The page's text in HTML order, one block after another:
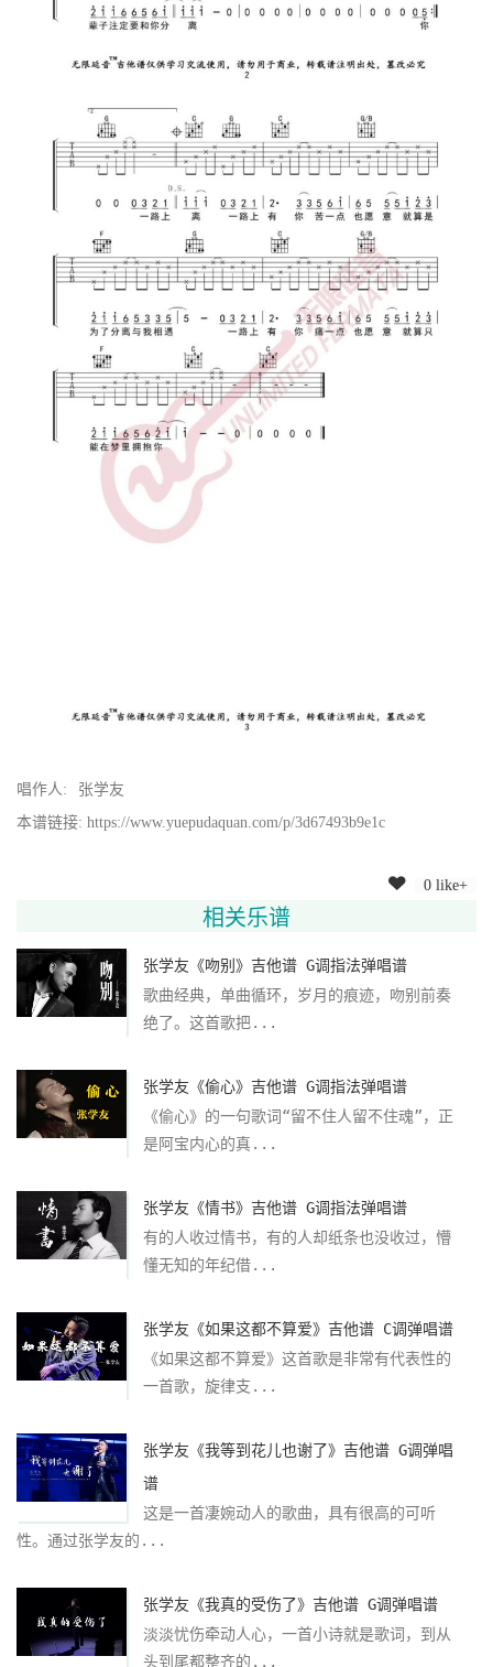
唱作人:
张学友
本谱链接: https://www.yuepudaquan.com/p/3d67493b9e1c
0 like+
相关乐谱
张学友《吻别》吉他谱 G调指法弹唱谱
歌曲经典，单曲循环，岁月的痕迹，吻别前奏
绝了。这首歌把...
张学友《偷心》吉他谱 G调指法弹唱谱
《偷心》的一句歌词“留不住人留不住魂”，正
是阿宝内心的真...
张学友《情书》吉他谱 G调指法弹唱谱
有的人收过情书，有的人却纸条也没收过，懵
懂无知的年纪借...
张学友《如果这都不算爱》吉他谱 C调弹唱谱
《如果这都不算爱》这首歌是非常有代表性的
一首歌，旋律支...
张学友《我等到花儿也谢了》吉他谱 G调弹唱
谱
这是一首凄婉动人的歌曲，具有很高的可听
性。通过张学友的...
张学友《我真的受伤了》吉他谱 G调弹唱谱
淡淡忧伤牵动人心，一首小诗就是歌词，到从
头到尾都整齐的...